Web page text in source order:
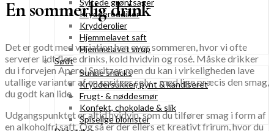
Syltede grøntsager
Kryddereddiker
Krydderolier
Hjemmelavet saft
Hjemmelavet sirup
Sødt
Sunde snacks
Kryddersukker, pynt & kandiseret
Frugt- & nøddesmør
Konfekt, chokolade & slik
Spiselige blomster
En sommerlig drink
Det er godt med variation hen over sommeren, hvor vi ofte
serverer lidt flere drinks, kold hvidvin og rosé. Måske drikker
du i forvejen Aperol Spritzer, men du kan i virkeligheden lave
utallige varianter af en spritzer selv – med lige præcis den smag,
du godt kan lide.
Udgangspunktet er altid hvidvin, som du tilfører smag i form af
en alkoholfri saft. Og så er der ellers et kreativt frirum, hvor du